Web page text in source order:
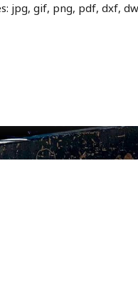
jpg, gif, png, pdf, dxf,